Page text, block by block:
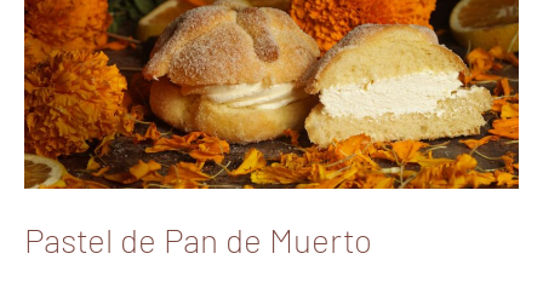
Pastel de Pan de Muerto